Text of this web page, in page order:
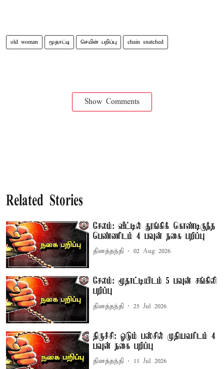
old woman மூதாட்டி செயின் பறிப்பு chain snatched
Show Comments
Related Stories
சேலம்: வீட்டில் தூங்கிக் கொண்டிருந்த
பெண்ணிடம் 4 பவுன் நகை பறிப்பு
தினத்தந்தி 02 Aug 2026
சேலம்: மூதாட்டியிடம் 5 பவுன் சங்கிலி
பறிப்பு
தினத்தந்தி 25 Jul 2026
திருச்சி: ஓடும் பஸ்சில் முதியவரிடம் 4
பவுன் நகை பறிப்பு
தினத்தந்தி 11 Jul 2026